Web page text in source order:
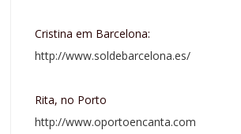
Cristina em Barcelona:
http://www.soldebarcelona.es/
Rita, no Porto
http://www.oportoencanta.com